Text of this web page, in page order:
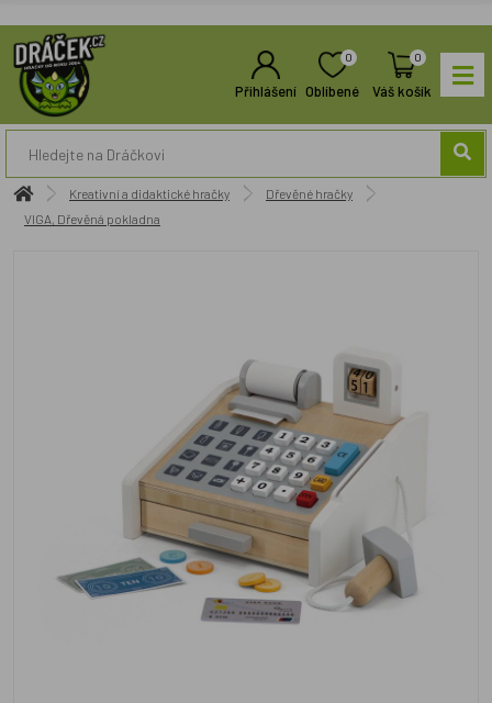
Přihlášení
0
Oblíbené
0
Váš košík
Kreativní a didaktické hračky
Dřevěné hračky
VIGA, Dřevěná pokladna